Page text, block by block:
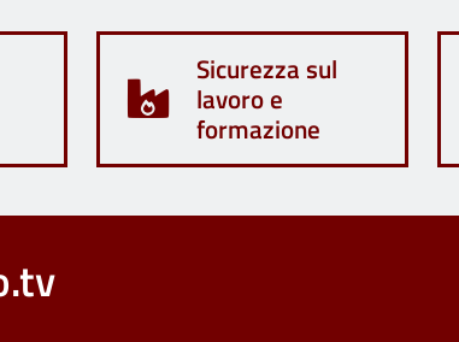
Sicurezza sul
lavoro e
formazione